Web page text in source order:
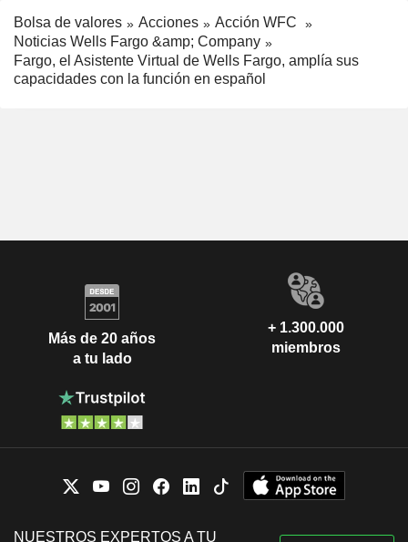
Bolsa de valores Acciones
Acción WFC
Noticias Wells Fargo &amp; Company
Fargo, el Asistente Virtual de Wells Fargo, amplía sus
capacidades con la función en español
Más de 20 años
a tu lado
+ 1.300.000
miembros
NUESTROS EXPERTOS A TU